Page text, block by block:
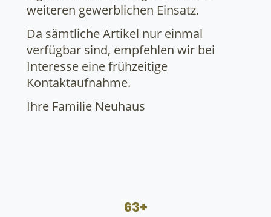
weiteren gewerblichen Einsatz.
Da sämtliche Artikel nur einmal
verfügbar sind, empfehlen wir bei
Interesse eine frühzeitige
Kontaktaufnahme.
Ihre Familie Neuhaus
63+